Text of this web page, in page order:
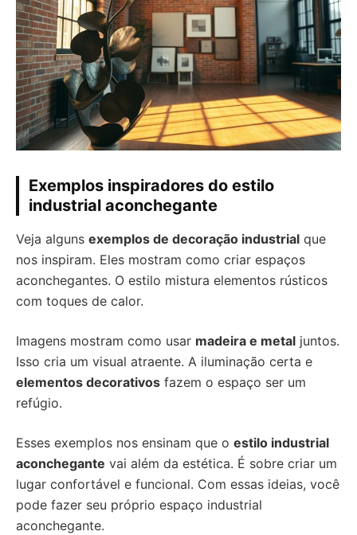
Exemplos inspiradores do estilo
industrial aconchegante
Veja alguns exemplos de decoração industrial que
nos inspiram. Eles mostram como criar espaços
aconchegantes. O estilo mistura elementos rústicos
com toques de calor.
Imagens mostram como usar madeira e metal juntos.
Isso cria um visual atraente. A iluminação certa e
elementos decorativos fazem o espaço ser um
refúgio.
Esses exemplos nos ensinam que o estilo industrial
aconchegante vai além da estética. É sobre criar um
lugar confortável e funcional. Com essas ideias, você
pode fazer seu próprio espaço industrial
aconchegante.